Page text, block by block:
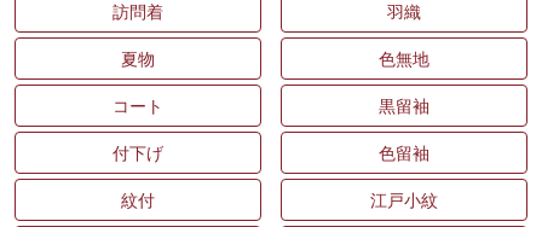
訪問着 羽織
夏物 色無地
コート 黒留袖
付下げ 色留袖
紋付 江戸小紋